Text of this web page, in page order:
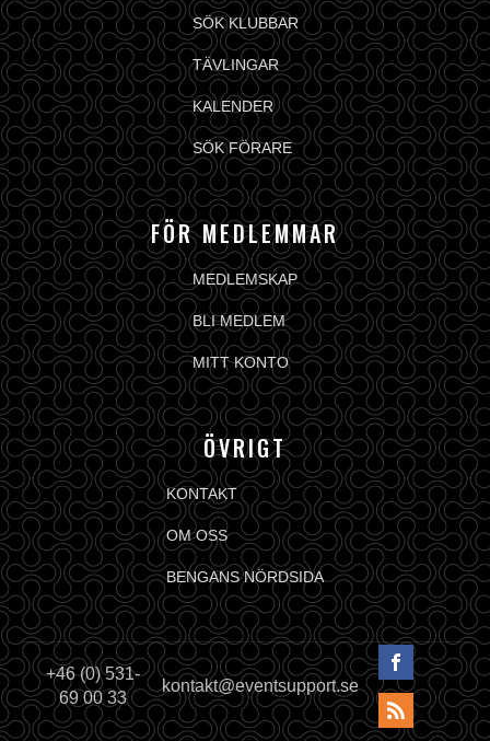
SÖK KLUBBAR
TÄVLINGAR
KALENDER
SÖK FÖRARE
FÖR MEDLEMMAR
MEDLEMSKAP
BLI MEDLEM
MITT KONTO
ÖVRIGT
KONTAKT
OM OSS
BENGANS NÖRDSIDA
+46 (0) 531-
69 00 33
kontakt@eventsupport.se